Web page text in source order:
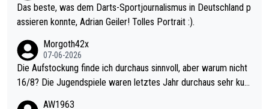
Das beste, was dem Darts-Sportjournalismus in Deutschland p
assieren konnte, Adrian Geiler! Tolles Portrait :).
Morgoth42x
07-06-2026
Die Aufstockung finde ich durchaus sinnvoll, aber warum nicht
16/8? Die Jugendspiele waren letztes Jahr durchaus sehr kurz
AW1963